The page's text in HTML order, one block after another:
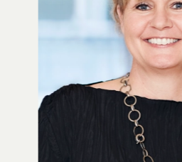
egenbetaling på 12.000 kr.,
fremsendelse af den
Dato for opgørelse vil, som
borgere i botilbud, der pr. d.
samlet havde
Desuden vil der i runde 2
der ikke var med i første